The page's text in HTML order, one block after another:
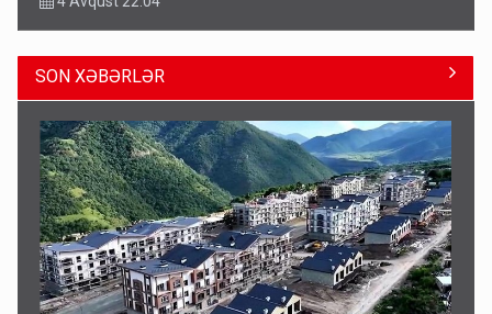
ŞOK! David Seliverstov ölkədən qaçdı
SON XƏBƏRLƏR